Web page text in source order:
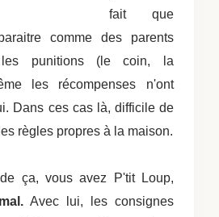
fait que
comme des parents
les punitions (le coin, la
les récompenses n'ont
Dans ces cas là, difficile de
règles propres à la maison.
ça, vous avez P'tit Loup,
Avec lui, les consignes